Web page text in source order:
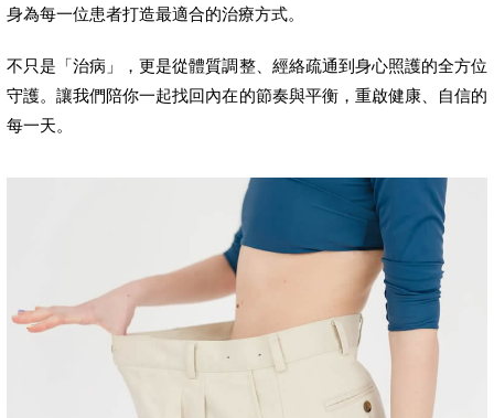
身為每一位患者打造最適合的治療方式。
不只是「治病」，更是從體質調整、經絡疏通到身心照護的全方位
守護。讓我們陪你一起找回內在的節奏與平衡，重啟健康、自信的
每一天。